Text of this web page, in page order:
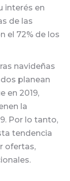
interés en
de las
el 72% de los
navideñas
planean
en 2019,
la
Por lo tanto,
tendencia
ofertas,